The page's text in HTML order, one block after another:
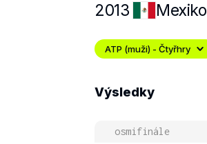
2013 Mexiko
ATP (muži) - Čtyřhry
Výsledky
osmifinále